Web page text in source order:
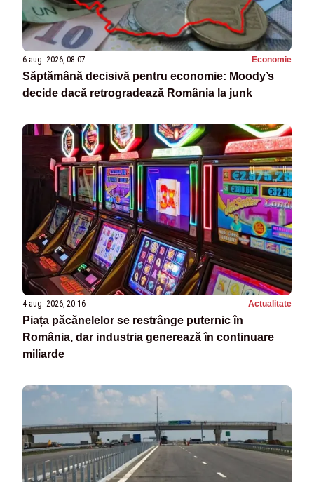
6 aug. 2026, 08:07 Economie
Săptămână decisivă pentru economie: Moody’s
decide dacă retrogradează România la junk
4 aug. 2026, 20:16 Actualitate
Piața păcănelelor se restrânge puternic în
România, dar industria generează în continuare
miliarde